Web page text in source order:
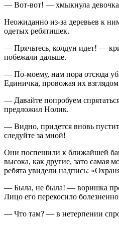
— Вот-вот! — хмыкнула
Неожиданно из-за деревьев к
одетых ребятишек.
— Прячьтесь, колдун идет! —
побежали дальше.
— По-моему, нам пора отсюда
Единичка, провожая их
— Давайте попробуем
предложил Нолик.
— Видно, придется вновь
следуйте за мной!
Они поспешили к ближайшей
высока, как другие, зато самая
ребята увидели надпись:
— Была, не была! — воришка
Лицо его перекосило
— Что там? — в нетерпении